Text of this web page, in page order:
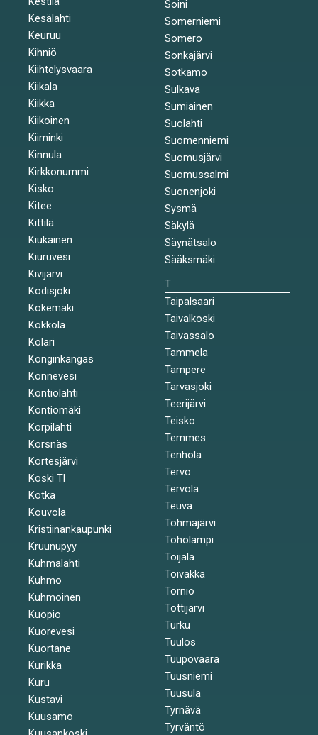
Kesälahti
Keuruu
Kihniö
Kiihtelysvaara
Kiikala
Kiikka
Kiikoinen
Kiiminki
Kinnula
Kirkkonummi
Kisko
Kitee
Kittilä
Kiukainen
Kiuruvesi
Kivijärvi
Kodisjoki
Kokemäki
Kokkola
Kolari
Konginkangas
Konnevesi
Kontiolahti
Kontiomäki
Korpilahti
Korsnäs
Kortesjärvi
Koski Tl
Kotka
Kouvola
Kristiinankaupunki
Kruunupyy
Kuhmalahti
Kuhmo
Kuhmoinen
Kuopio
Kuorevesi
Kuortane
Kurikka
Kuru
Kustavi
Kuusamo
Soini
Somerniemi
Somero
Sonkajärvi
Sotkamo
Sulkava
Sumiainen
Suolahti
Suomenniemi
Suomusjärvi
Suomussalmi
Suonenjoki
Sysmä
Säkylä
Säynätsalo
Sääksmäki
T
Taipalsaari
Taivalkoski
Taivassalo
Tammela
Tampere
Tarvasjoki
Teerijärvi
Teisko
Temmes
Tenhola
Tervo
Tervola
Teuva
Tohmajärvi
Toholampi
Toijala
Toivakka
Tornio
Tottijärvi
Turku
Tuulos
Tuupovaara
Tuusniemi
Tuusula
Tyrnävä
Tyrväntö